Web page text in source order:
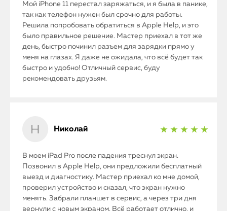
Мой iPhone 11 перестал заряжаться, и я была в панике,
так как телефон нужен был срочно для работы.
Решила попробовать обратиться в Apple Help, и это
было правильное решение. Мастер приехал в тот же
день, быстро починил разъем для зарядки прямо у
меня на глазах. Я даже не ожидала, что всё будет так
быстро и удобно! Отличный сервис, буду
рекомендовать друзьям.
Николай ★ ★ ★ ★ ★
В моем iPad Pro после падения треснул экран.
Позвонил в Apple Help, они предложили бесплатный
выезд и диагностику. Мастер приехал ко мне домой,
проверил устройство и сказал, что экран нужно
менять. Забрали планшет в сервис, а через три дня
вернули с новым экраном. Всё работает отлично, и